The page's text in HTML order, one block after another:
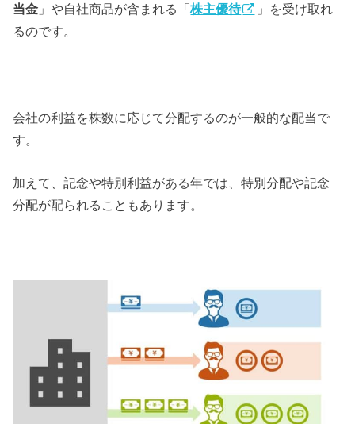
当金 」や自社商品が含まれる「株主優待
」を受け取れ
るのです。
会社の利益を株数に応じて分配するのが一般的な配当で
す。
加えて、記念や特別利益がある年では、特別分配や記念
分配が配られることもあります。